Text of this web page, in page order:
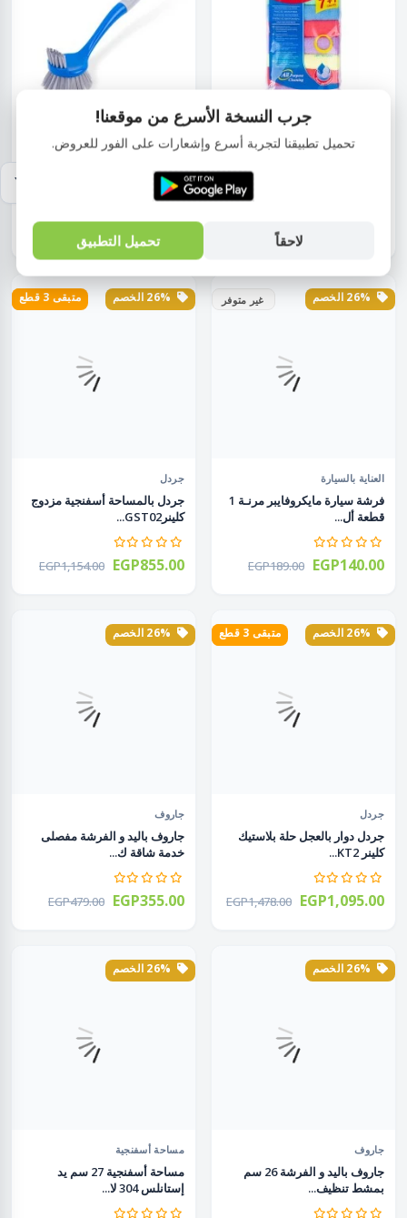
EGP385.00
فرشة بلاستيك
قطعة ألوا...
غير متوفر
العناية بالسيارة
فرشة سيارة مايكروفايبر مرنـة 1
قطعة أل...
EGP189.00 EGP140.00
featureمتبقى 3 قطع
جردل
جردل بالمساحة أسفنجية مزدوج
كلينرGST02...
EGP1,154.00 EGP855.00
featureمتبقى 3 قطع
جردل
جردل دوار بالعجل حلة بلاستيك
كلينر KT2...
EGP1,478.00 EGP1,095.00
جاروف
جاروف باليد و الفرشة مفصلى
خدمة شاقة ك...
EGP479.00 EGP355.00
جاروف
جاروف باليد و الفرشة 26 سم
بمشط تنظيف...
مساحة أسفنجية
مساحة أسفنجية 27 سم يد
إستانلس 304 لا...
جرب النسخة الأسرع من موقعنا!
تحميل تطبيقنا لتجربة أسرع وإشعارات على الفور للعروض.
لاحقاً تحميل التطبيق